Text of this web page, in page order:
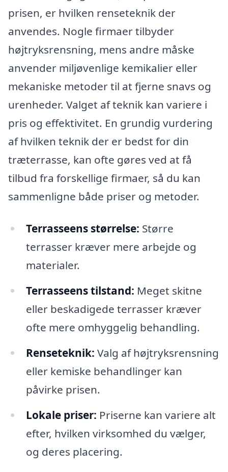
prisen, er hvilken renseteknik der
anvendes. Nogle firmaer tilbyder
højtryksrensning, mens andre måske
anvender miljøvenlige kemikalier eller
mekaniske metoder til at fjerne snavs og
urenheder. Valget af teknik kan variere i
pris og effektivitet. En grundig vurdering
af hvilken teknik der er bedst for din
træterrasse, kan ofte gøres ved at få
tilbud fra forskellige firmaer, så du kan
sammenligne både priser og metoder.
Terrasseens størrelse: Større
terrasser kræver mere arbejde og
materialer.
Terrasseens tilstand: Meget skitne
eller beskadigede terrasser kræver
ofte mere omhyggelig behandling.
Renseteknik: Valg af højtryksrensning
eller kemiske behandlinger kan
påvirke prisen.
Lokale priser: Priserne kan variere alt
efter, hvilken virksomhed du vælger,
og deres placering.